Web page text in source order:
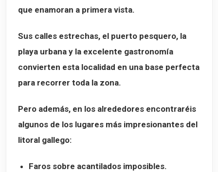
que enamoran a primera vista.
Sus calles estrechas, el puerto pesquero, la
playa urbana y la excelente gastronomía
convierten esta localidad en una base perfecta
para recorrer toda la zona.
Pero además, en los alrededores encontraréis
algunos de los lugares más impresionantes del
litoral gallego:
Faros sobre acantilados imposibles.